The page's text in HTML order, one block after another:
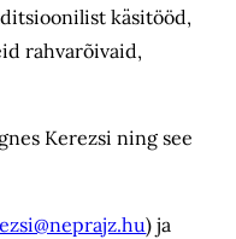
käsitööd,
rahvarõivaid,
Kerezsi ning see
) ja